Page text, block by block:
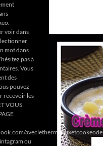
voir dans
mot dans
pas à
Vous
des
pouvez
recevoir les
VOUS
ou